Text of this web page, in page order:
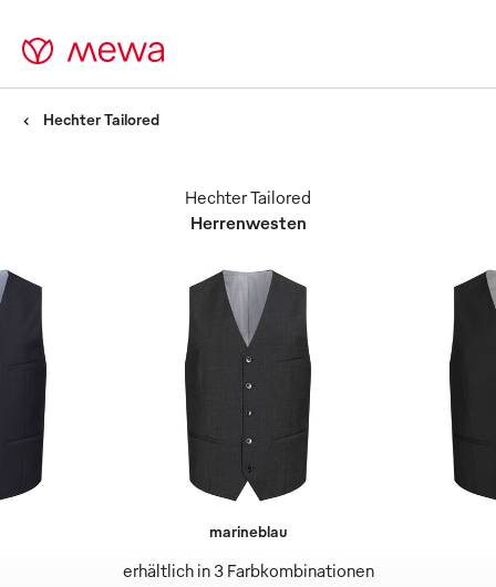
Hechter Tailored
Herrenwesten
Hechter Tailored
erhältlich in 3 Farbkombinationen
marineblau